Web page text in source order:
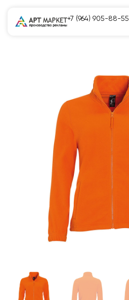
+7 (964) 905-88-55